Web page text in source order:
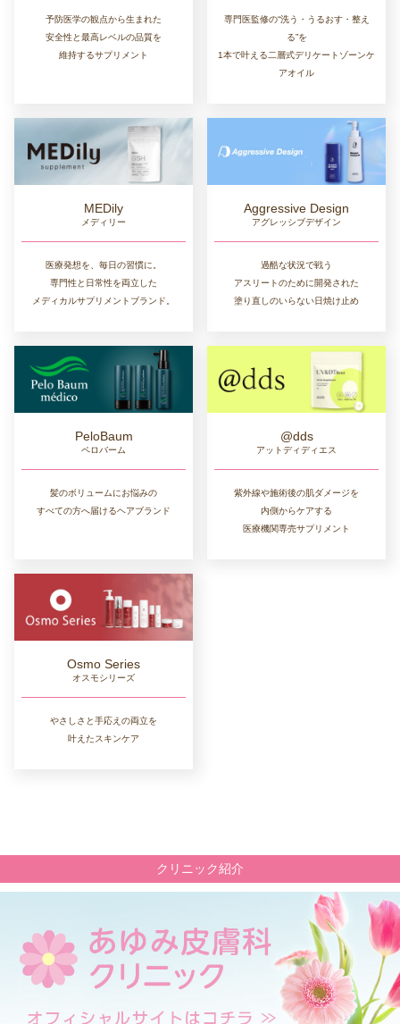
予防医学の観点から生まれた
安全性と最高レベルの品質を
維持するサプリメント
専門医監修の“洗う・うるおす・整え
る”を
1本で叶える二層式デリケートゾーンケ
アオイル
MEDily
メディリー
医療発想を、毎日の習慣に。
専門性と日常性を両立した
メディカルサプリメントブランド。
Aggressive Design
アグレッシブデザイン
過酷な状況で戦う
アスリートのために開発された
塗り直しのいらない日焼け止め
PeloBaum
ペロバーム
髪のボリュームにお悩みの
すべての方へ届けるヘアブランド
@dds
アットディディエス
紫外線や施術後の肌ダメージを
内側からケアする
医療機関専売サプリメント
Osmo Series
オスモシリーズ
やさしさと手応えの両立を
叶えたスキンケア
クリニック紹介